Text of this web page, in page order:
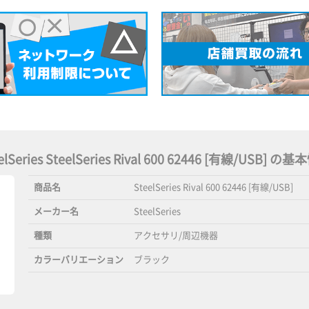
SteelSeries Rival 600 62446 [有線/USB] の基本
商品名 SteelSeries Rival 600 62446 [有線/USB]
メーカー名 SteelSeries
種類 アクセサリ/周辺機器
カラーバリエーション ブラック